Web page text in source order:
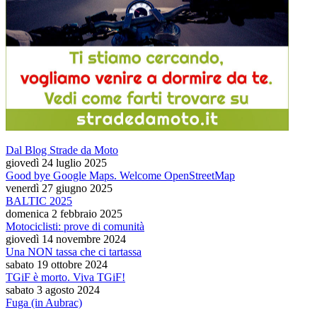
Dal Blog Strade da Moto
giovedì 24 luglio 2025
Good bye Google Maps. Welcome OpenStreetMap
venerdì 27 giugno 2025
BALTIC 2025
domenica 2 febbraio 2025
Motociclisti: prove di comunità
giovedì 14 novembre 2024
Una NON tassa che ci tartassa
sabato 19 ottobre 2024
TGiF è morto. Viva TGiF!
sabato 3 agosto 2024
Fuga (in Aubrac)